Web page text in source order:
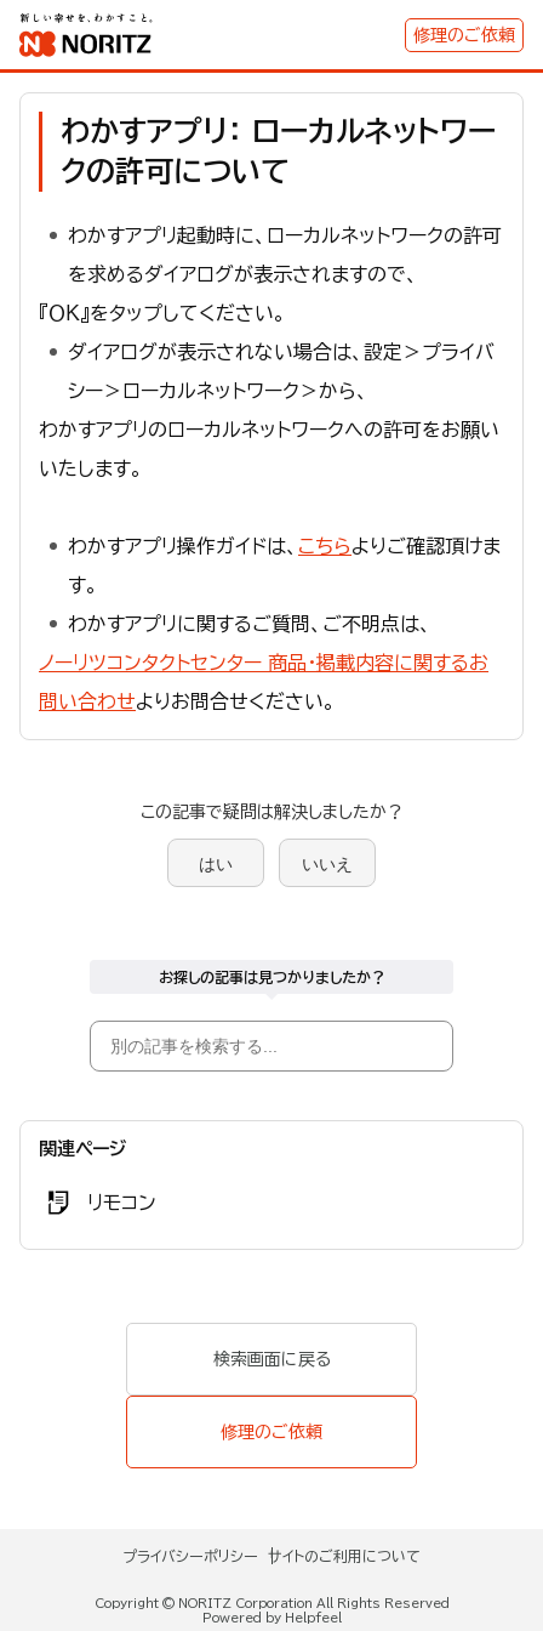
修理のご依頼
わかすアプリ： ローカルネットワー
クの許可について
わかすアプリ起動時に、ローカルネットワークの許可
を求めるダイアログが表示されますので、
『ＯＫ』をタップしてください。
ダイアログが表示されない場合は、設定＞プライバ
シー＞ローカルネットワーク＞から、
わかすアプリのローカルネットワークへの許可をお願い
いたします。
わかすアプリ操作ガイドは、 こちらよりご確認頂けま
す。
わかすアプリに関するご質問、ご不明点は、
ノーリツコンタクトセンター 商品・掲載内容に関するお
問い合わせよりお問合せください。
この記事で疑問は解決しましたか？
はい いいえ
お探しの記事は見つかりましたか？
関連ページ
リモコン
検索画面に戻る
修理のご依頼
プライバシーポリシー サイトのご利用について
Copyright © NORITZ Corporation All Rights Reserved
Powered by Helpfeel